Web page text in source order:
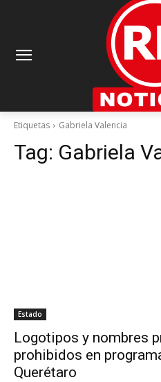
Etiquetas Gabriela Valencia
Tag: Gabriela
Estado
Logotipos y nombres
prohibidos en
Querétaro